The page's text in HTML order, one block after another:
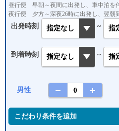
昼行便 早朝～夜間に出発し、車中泊を
夜行便 夕方～深夜26時に出発し、翌朝
出発時刻 ~
到着時刻 ~
男性
こだわり条件を追加